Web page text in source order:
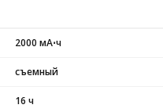
2000 мА⋅ч
съемный
16 ч